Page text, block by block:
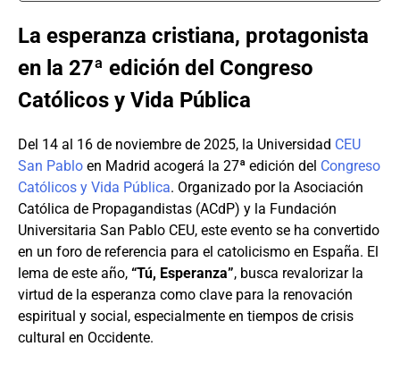
La esperanza cristiana, protagonista
en la 27ª edición del Congreso
Católicos y Vida Pública
Del 14 al 16 de noviembre de 2025, la Universidad CEU
San Pablo en Madrid acogerá la 27ª edición del Congreso
Católicos y Vida Pública. Organizado por la Asociación
Católica de Propagandistas (ACdP) y la Fundación
Universitaria San Pablo CEU, este evento se ha convertido
en un foro de referencia para el catolicismo en España. El
lema de este año, “Tú, Esperanza”, busca revalorizar la
virtud de la esperanza como clave para la renovación
espiritual y social, especialmente en tiempos de crisis
cultural en Occidente.